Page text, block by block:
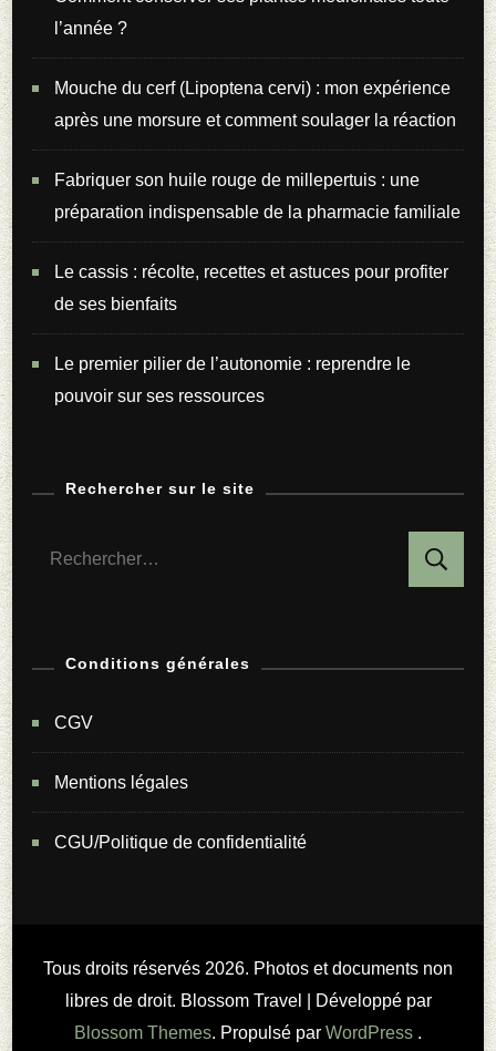
l’année ?
Mouche du cerf (Lipoptena cervi) : mon expérience
après une morsure et comment soulager la réaction
Fabriquer son huile rouge de millepertuis : une
préparation indispensable de la pharmacie familiale
Le cassis : récolte, recettes et astuces pour profiter
de ses bienfaits
Le premier pilier de l’autonomie : reprendre le
pouvoir sur ses ressources
Rechercher sur le site
Conditions générales
CGV
Mentions légales
CGU/Politique de confidentialité
Tous droits réservés 2026. Photos et documents non
libres de droit. Blossom Travel | Développé par
Blossom Themes. Propulsé par WordPress .